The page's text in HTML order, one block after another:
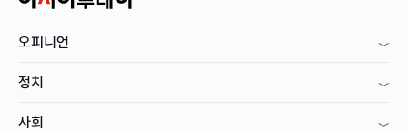
오피니언
정치
사회